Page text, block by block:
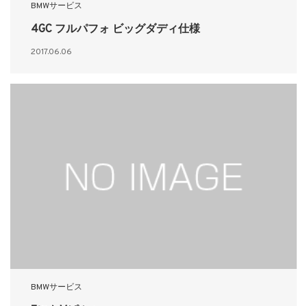
BMWサービス
4GC フルパフォ ビッグダディ仕様
2017.06.06
BMWサービス